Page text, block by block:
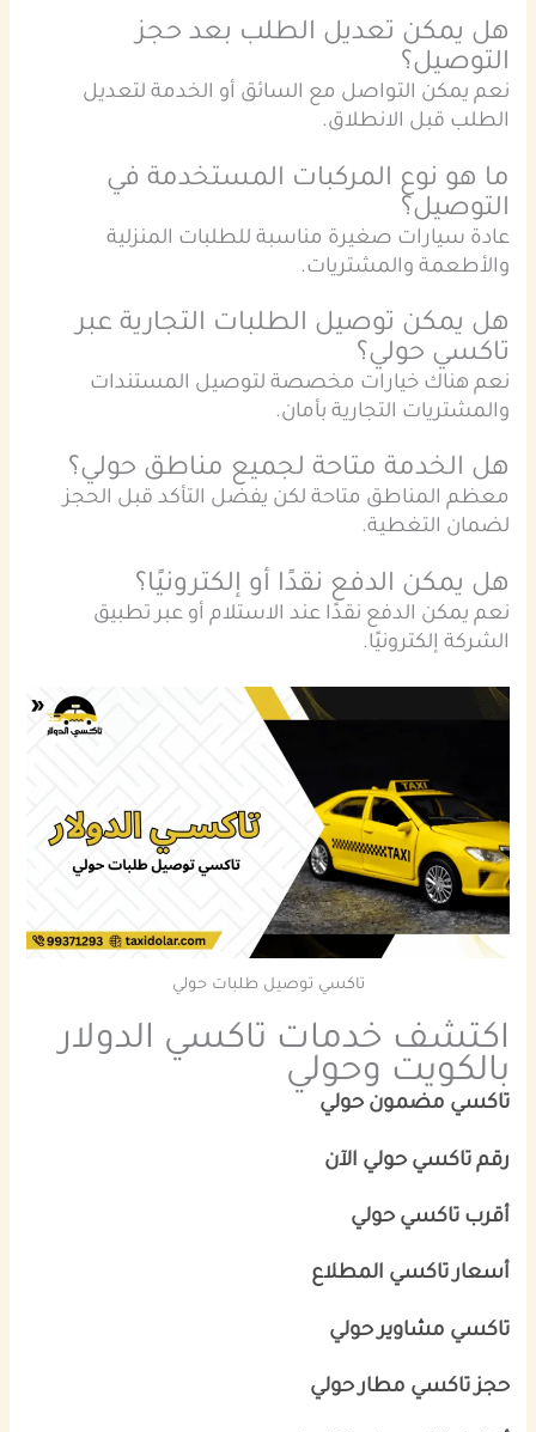
هل يمكن تعديل الطلب بعد حجز
التوصيل؟
نعم يمكن التواصل مع السائق أو الخدمة لتعديل
الطلب قبل الانطلاق.
ما هو نوع المركبات المستخدمة في
التوصيل؟
عادة سيارات صغيرة مناسبة للطلبات المنزلية
والأطعمة والمشتريات.
هل يمكن توصيل الطلبات التجارية عبر
تاكسي حولي؟
نعم هناك خيارات مخصصة لتوصيل المستندات
والمشتريات التجارية بأمان.
هل الخدمة متاحة لجميع مناطق حولي؟
معظم المناطق متاحة لكن يفضل التأكد قبل الحجز
لضمان التغطية.
هل يمكن الدفع نقدًا أو إلكترونيًا؟
نعم يمكن الدفع نقدًا عند الاستلام أو عبر تطبيق
الشركة إلكترونيًا.
تاكسي توصيل طلبات حولي
اكتشف خدمات تاكسي الدولار
بالكويت وحولي
تاكسي مضمون حولي
رقم تاكسي حولي الآن
أقرب تاكسي حولي
أسعار تاكسي المطلاع
تاكسي مشاوير حولي
حجز تاكسي مطار حولي